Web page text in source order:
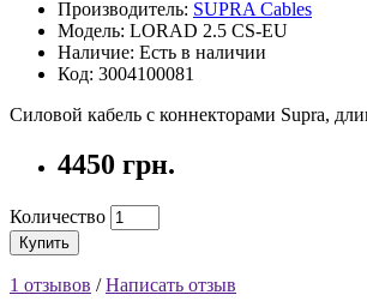
Производитель: SUPRA Cables
Модель: LORAD 2.5 CS-EU
Наличие: Есть в наличии
Код: 3004100081
Силовой кабель с коннекторами Supra,
4450 грн.
Количество
Купить
1 отзывов /Написать отзыв